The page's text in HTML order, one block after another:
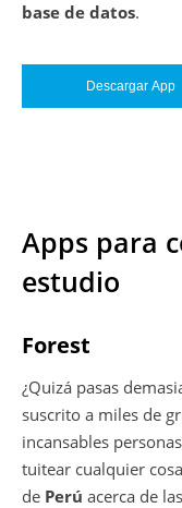
base de datos.
Descargar App
Apps para
estudio
Forest
¿Quizá pasas
suscrito a miles de
incansables
tuitear cualquier
de Perú acerca de